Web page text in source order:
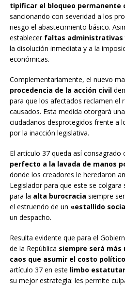
tipificar el bloqueo permanente
sancionando con severidad a los
riesgo el abastecimiento básico.
establecer faltas administrativas
la disolución inmediata y a la
económicas.
Complementariamente, el nuevo
procedencia de la acción civil
para que los afectados reclamen el
causados. Esta medida otorgará
ciudadanos desprotegidos frente a
por la inacción legislativa.
El artículo 37 queda así consagrado
perfecto a la lavada de manos
donde los creadores le heredaron
Legislador para que este se
para la alta burocracia siempre
el estruendo de un «estallido
un despacho.
Resulta evidente que para el
de la República siempre será
caos que asumir el costo
artículo 37 en este limbo
su mejor estrategia: les permite